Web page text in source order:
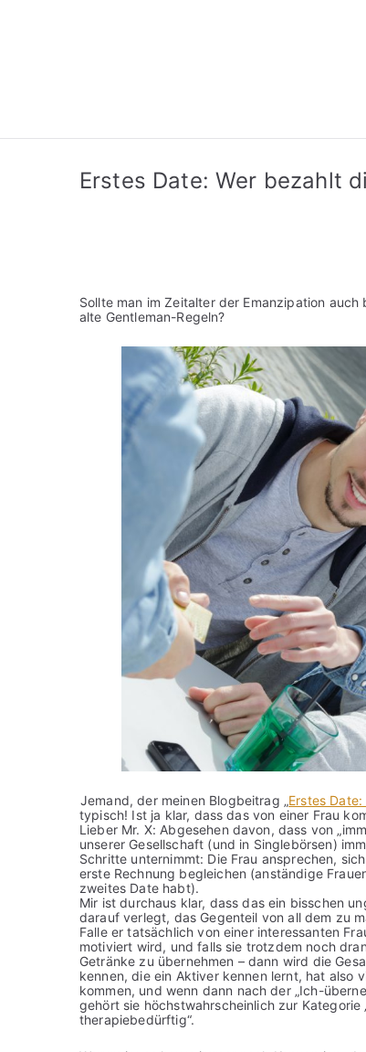
Erstes Date: Wer bezahlt
Sollte man im Zeitalter der Emanzipation
alte Gentleman-Regeln?
Jemand, der meinen Blogbeitrag „Erstes
typisch! Ist ja klar, dass das von einer Frau
Lieber Mr. X: Abgesehen davon, dass von
unserer Gesellschaft (und in Singlebörsen)
Schritte unternimmt: Die Frau ansprechen,
erste Rechnung begleichen (anständige
zweites Date habt).
Mir ist durchaus klar, dass das ein bisschen
darauf verlegt, das Gegenteil von all dem zu
Falle er tatsächlich von einer interessanten
motiviert wird, und falls sie trotzdem noch
Getränke zu übernehmen – dann wird die
kennen, die ein Aktiver kennen lernt, hat also
kommen, und wenn dann nach der „Ich-
gehört sie höchstwahrscheinlich zur
therapiebedürftig“.